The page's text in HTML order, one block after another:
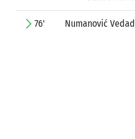
76' Numanović Vedad